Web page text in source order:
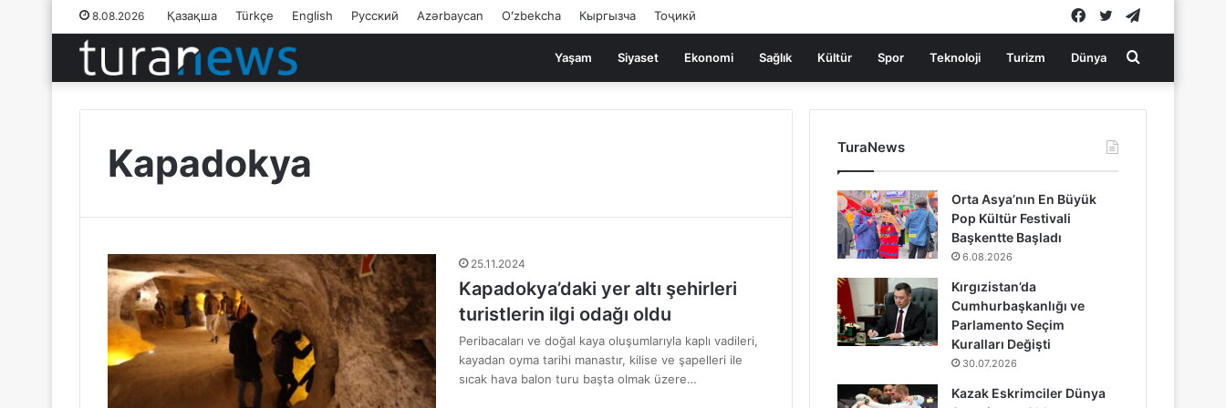
8.08.2026 Қазақша Türkçe English Русский Azərbaycan Oʻzbekcha Кыргызча Тоҷикӣ Twitter
Facebook
Yaşam Siyaset Ekonomi Sağlık Kültür Spor Teknoloji Turizm Dünya Arama
yap
Kapadokya
25.11.2024
Kapadokya’daki yer altı şehirleri
turistlerin ilgi odağı oldu
Peribacaları ve doğal kaya oluşumlarıyla kaplı vadileri,
kayadan oyma tarihi manastır, kilise ve şapelleri ile
sıcak hava balon turu başta olmak üzere…
TuraNews
Orta Asya’nın En Büyük
Pop Kültür Festivali
Başkentte Başladı
6.08.2026
Kırgızistan’da
Cumhurbaşkanlığı ve
Parlamento Seçim
Kuralları Değişti
30.07.2026
Kazak Eskrimciler Dünya